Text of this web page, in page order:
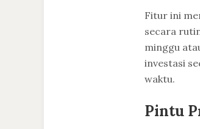
Fitur ini
secara
minggu
investasi
waktu.
Pintu